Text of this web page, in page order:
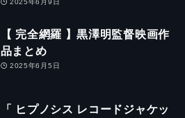
2025年6月9日
【 完全網羅 】黒澤明監督映画作
品まとめ
2025年6月5日
「 ヒプノシス レコードジャケッ